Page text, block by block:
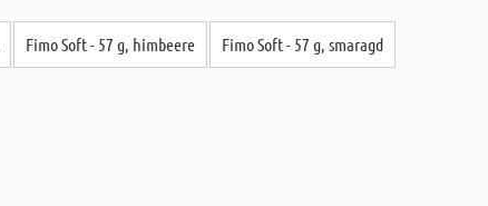
Fimo Soft - 57 g, himbeere Fimo Soft - 57 g, smaragd